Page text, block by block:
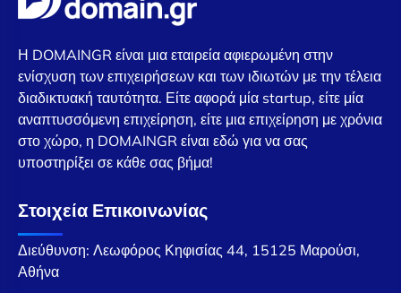
Η DOMAINGR είναι μια εταιρεία αφιερωμένη στην
ενίσχυση των επιχειρήσεων και των ιδιωτών με την τέλεια
διαδικτυακή ταυτότητα. Είτε αφορά μία startup, είτε μία
αναπτυσσόμενη επιχείρηση, είτε μια επιχείρηση με χρόνια
στο χώρο, η DOMAINGR είναι εδώ για να σας
υποστηρίξει σε κάθε σας βήμα!
Στοιχεία Επικοινωνίας
Διεύθυνση: Λεωφόρος Κηφισίας 44, 15125 Μαρούσι,
Αθήνα